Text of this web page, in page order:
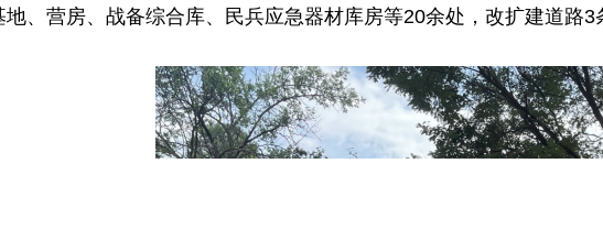
地、营房、战备综合库、民兵应急器材库房等20余处，改扩建道路